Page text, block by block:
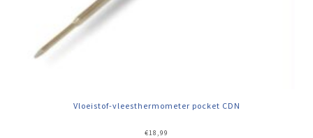
Vloeistof-vleesthermometer pocket CDN
€18,99